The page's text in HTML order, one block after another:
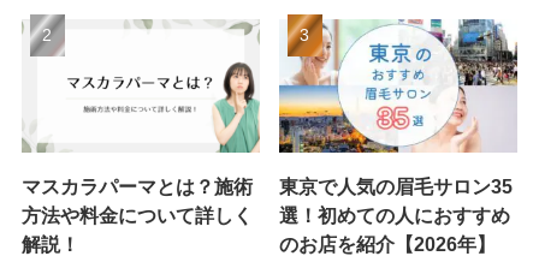
マスカラパーマとは？施術
方法や料金について詳しく
解説！
東京で人気の眉毛サロン35
選！初めての人におすすめ
のお店を紹介【2026年】